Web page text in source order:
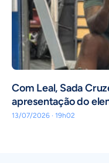
Com Leal, Sada
apresentação do
13/07/2026 · 19h02